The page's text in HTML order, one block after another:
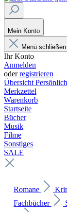
Mein Konto
Menü schließen
Ihr Konto
Anmelden
oderregistrieren
Übersicht
Merkzettel
Warenkorb
Startseite
Bücher
Musik
Filme
Sonstiges
SALE
Romane
Fachbücher